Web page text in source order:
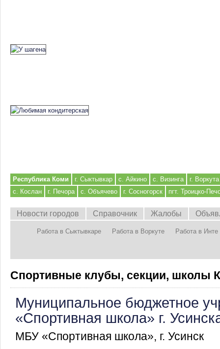
Республика Коми г. Сыктывкар с. Айкино с. Визинга
г. Воркута
с. Кослан
г. Печора с. Объячево г. Сосногорск пгт. Троицко-
Новости городов Справочник Жалобы
Работа в Сыктывкаре Работа в Воркуте Работа в Инте
Спортивные клубы, секции, школы
Муниципальное бюджетное
«Спортивная школа» г.
МБУ «Спортивная школа», г. Усинск